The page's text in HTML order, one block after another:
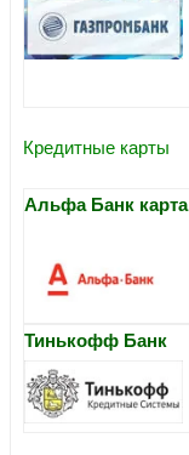
Кредитные карты
Альфа Банк карта
Тинькофф Банк